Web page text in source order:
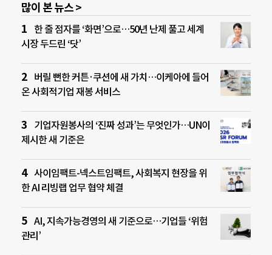
많이 본 뉴스 >
한 줄 점자를 ‘화면’으로…50년 난제 풀고 세계
시장 두드린 ‘닷’
버릴 뻔한 커튼·쿠션에 새 가치…이케아에 들어
온 사회적기업 재봉 서비스
기업자원봉사의 ‘진짜 성과’는 무엇인가…UN이
제시한 새 기준은
사이임팩트-넥스트임팩트, 사회복지 현장을 위
한 AI 리빙랩 업무 협약 체결
AI, 지속가능경영의 새 기준으로…기업들 ‘위험
관리’